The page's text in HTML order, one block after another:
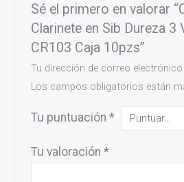
Sé el primero en valorar
Clarinete en Sib Dureza 3
CR103 Caja 10pzs”
Tu dirección de correo
Los campos obligatorios están
Tu puntuación*
Tu valoración*